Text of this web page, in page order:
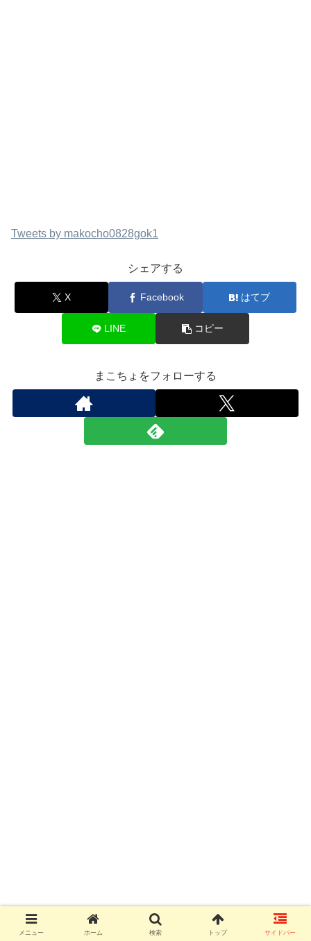
Tweets by makocho0828gok1
シェアする
X Facebook はてブ
LINE コピー
まこちょをフォローする
メニュー ホーム 検索 トップ サイドバー